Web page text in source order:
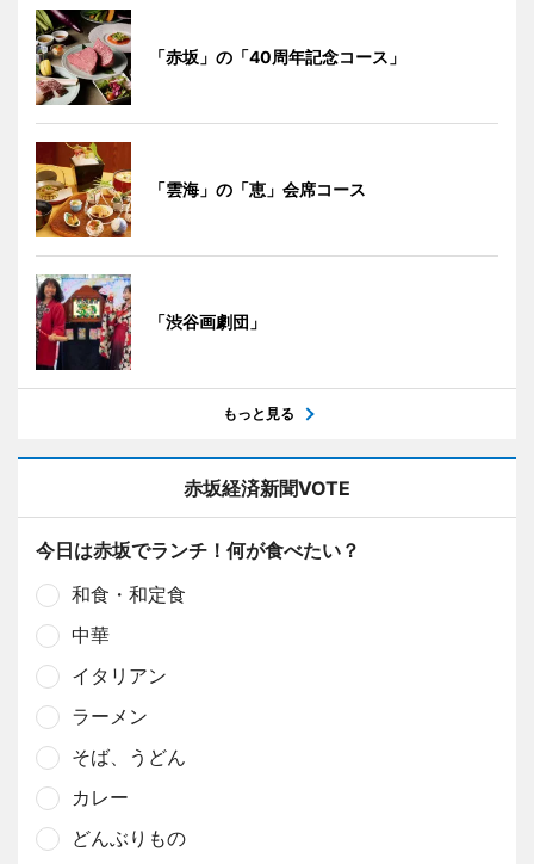
「赤坂」の「40周年記念コース」
「雲海」の「恵」会席コース
「渋谷画劇団」
もっと見る
赤坂経済新聞VOTE
今日は赤坂でランチ！何が食べたい？
和食・和定食
中華
イタリアン
ラーメン
そば、うどん
カレー
どんぶりもの